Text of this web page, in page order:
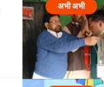
अभी अभी